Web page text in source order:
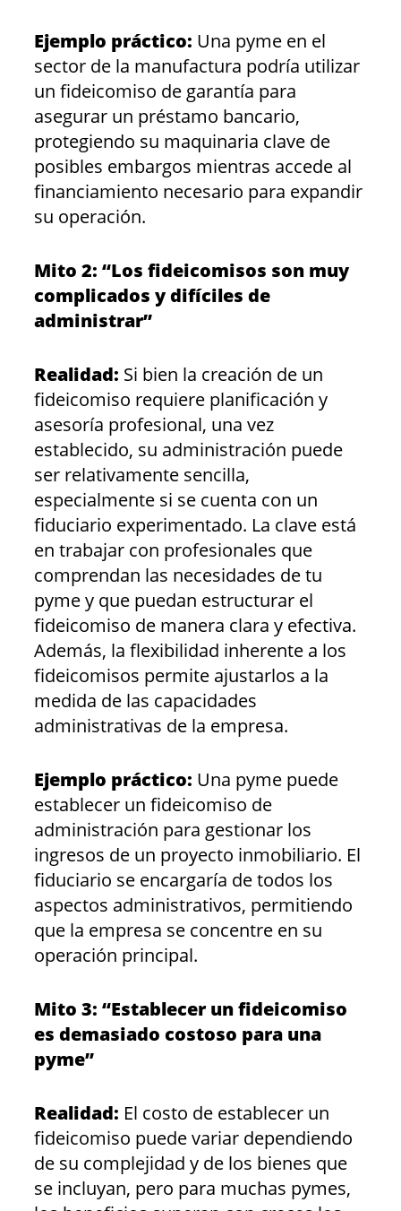
Ejemplo práctico: Una pyme en el
sector de la manufactura podría utilizar
un fideicomiso de garantía para
asegurar un préstamo bancario,
protegiendo su maquinaria clave de
posibles embargos mientras accede al
financiamiento necesario para expandir
su operación.
Mito 2: “Los fideicomisos son muy
complicados y difíciles de
administrar”
Realidad: Si bien la creación de un
fideicomiso requiere planificación y
asesoría profesional, una vez
establecido, su administración puede
ser relativamente sencilla,
especialmente si se cuenta con un
fiduciario experimentado. La clave está
en trabajar con profesionales que
comprendan las necesidades de tu
pyme y que puedan estructurar el
fideicomiso de manera clara y efectiva.
Además, la flexibilidad inherente a los
fideicomisos permite ajustarlos a la
medida de las capacidades
administrativas de la empresa.
Ejemplo práctico: Una pyme puede
establecer un fideicomiso de
administración para gestionar los
ingresos de un proyecto inmobiliario. El
fiduciario se encargaría de todos los
aspectos administrativos, permitiendo
que la empresa se concentre en su
operación principal.
Mito 3: “Establecer un fideicomiso
es demasiado costoso para una
pyme”
Realidad: El costo de establecer un
fideicomiso puede variar dependiendo
de su complejidad y de los bienes que
se incluyan, pero para muchas pymes,